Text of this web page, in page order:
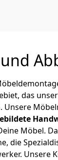
das
Unsere
Möbel.
die
Unsere